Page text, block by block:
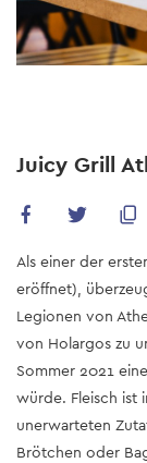
Juicy Grill
Als einer der
eröffnet),
Legionen von
von Holargos zu
Sommer 2021
würde. Fleisch ist
unerwarteten
Brötchen oder